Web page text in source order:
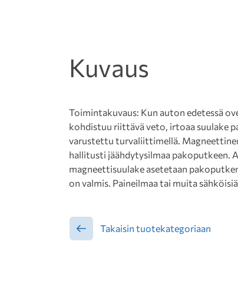
Kuvaus
Toimintakuvaus: Kun auton edetessä
kohdistuu riittävä veto, irtoaa suulake
varustettu turvaliittimellä.
hallitusti jäähdytysilmaa pakoputkeen.
magneettisuulake asetetaan
on valmis. Paineilmaa tai muita
Takaisin tuotekategoriaan